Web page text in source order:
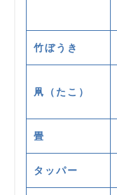
竹ぼうき
凧（たこ）
畳
タッパー